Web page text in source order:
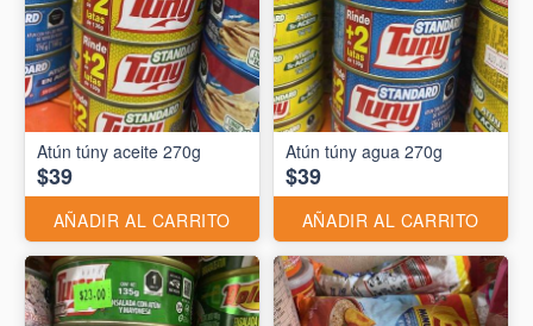
Atún túny aceite 270g
$39
AÑADIR AL CARRITO
Atún túny agua 270g
$39
AÑADIR AL CARRITO